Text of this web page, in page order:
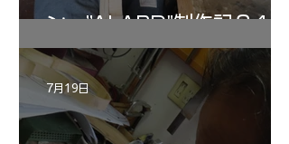
ン ”ALARD"制作記３4
7月19日